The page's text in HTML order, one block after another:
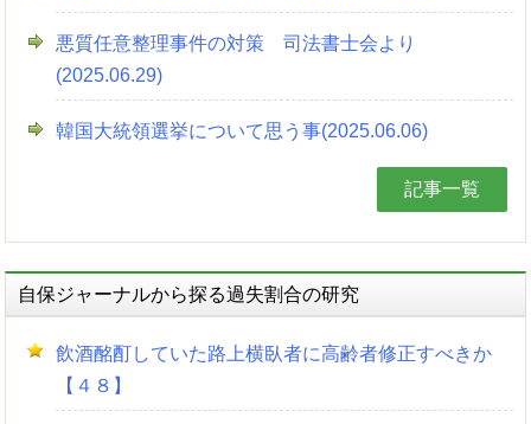
悪質任意整理事件の対策 司法書士会より
(2025.06.29)
韓国大統領選挙について思う事(2025.06.06)
記事一覧
自保ジャーナルから探る過失割合の研究
飲酒酩酊していた路上横臥者に高齢者修正すべきか
【４８】